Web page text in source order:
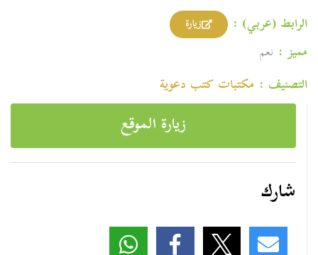
الرابط (عربي) :
زيارة
مميز : نعم
التصنيف : مكتبات كتب دعوية
زيارة الموقع
شارك